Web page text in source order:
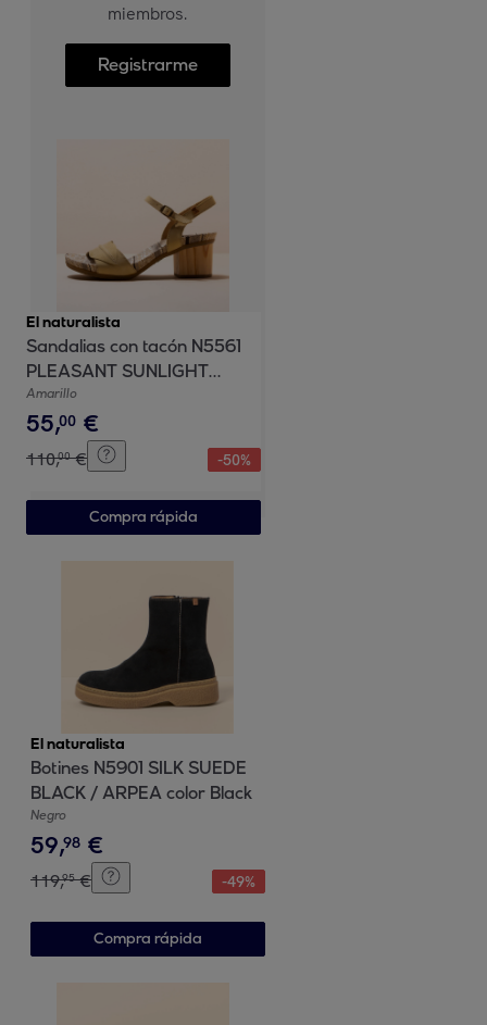
miembros.
Registrarme
El naturalista
Sandalias con tacón N5561
PLEASANT SUNLIGHT
/DEBA color Sunlight
Amarillo
55,00 €
110,00 € -50%
Compra rápida
El naturalista
Botines N5901 SILK SUEDE
BLACK / ARPEA color Black
Negro
59,98 €
119,95 € -49%
Compra rápida